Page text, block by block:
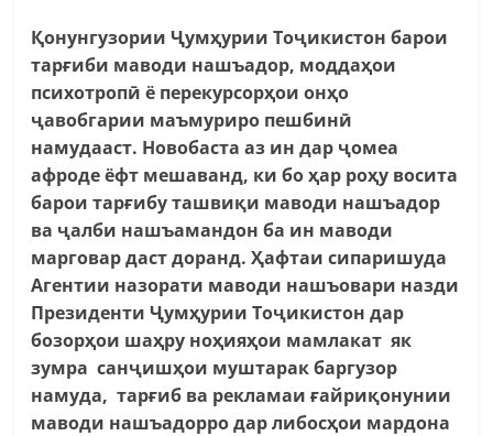
Қонунгузории Ҷумҳурии Тоҷикистон барои
тарғиби маводи нашъадор, моддаҳои
психотропӣ ё перекурсорҳои онҳо
ҷавобгарии маъмуриро пешбинӣ
намудааст. Новобаста аз ин дар ҷомеа
афроде ёфт мешаванд, ки бо ҳар роҳу восита
барои тарғибу ташвиқи маводи нашъадор
ва ҷалби нашъамандон ба ин маводи
марговар даст доранд. Ҳафтаи сипаришуда
Агентии назорати маводи нашъовари назди
Президенти Ҷумҳурии Тоҷикистон дар
бозорҳои шаҳру ноҳияҳои мамлакат як
зумра санҷишҳои муштарак баргузор
намуда, тарғиб ва рекламаи ғайриқонунии
маводи нашъадорро дар либосҳои мардона